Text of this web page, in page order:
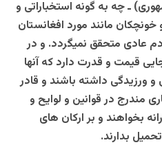
ـ چه به گونه استخباراتی و
مانند مورد افغانستان
عادی متحقق نمیگردد. و در
قیمت و قدرت دارد که آنها
و ورزیدگی داشته باشند و قادر
مندرج در قوانین و لوایح و
بخواهند و بر ارکان های
تحمیل بدارند.